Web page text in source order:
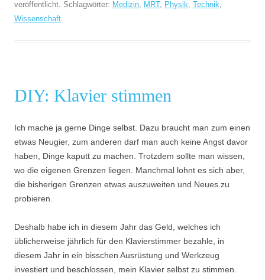
veröffentlicht. Schlagwörter: Medizin, MRT, Physik, Technik,
Wissenschaft.
DIY: Klavier stimmen
Ich mache ja gerne Dinge selbst. Dazu braucht man zum einen
etwas Neugier, zum anderen darf man auch keine Angst davor
haben, Dinge kaputt zu machen. Trotzdem sollte man wissen,
wo die eigenen Grenzen liegen. Manchmal lohnt es sich aber,
die bisherigen Grenzen etwas auszuweiten und Neues zu
probieren.
Deshalb habe ich in diesem Jahr das Geld, welches ich
üblicherweise jährlich für den Klavierstimmer bezahle, in
diesem Jahr in ein bisschen Ausrüstung und Werkzeug
investiert und beschlossen, mein Klavier selbst zu stimmen.